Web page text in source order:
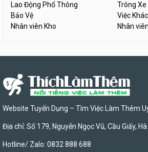
Lao Động Phổ Thông
Trông Xe
Bảo Vệ
Việc Khác
Nhân viên Kho
Nhân
Website Tuyển Dụng – Tìm Việc Làm Thêm
Địa chỉ: Số 179, Nguyễn Ngọc Vũ, Cầu Giấy, Hà
Hotline/ Zalo: 0832 888 688